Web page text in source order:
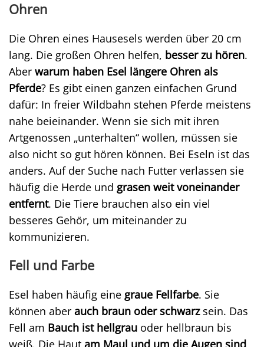
Ohren
Die Ohren eines Hausesels werden über 20 cm
lang. Die großen Ohren helfen, besser zu hören.
Aber warum haben Esel längere Ohren als
Pferde? Es gibt einen ganzen einfachen Grund
dafür: In freier Wildbahn stehen Pferde meistens
nahe beieinander. Wenn sie sich mit ihren
Artgenossen „unterhalten“ wollen, müssen sie
also nicht so gut hören können. Bei Eseln ist das
anders. Auf der Suche nach Futter verlassen sie
häufig die Herde und grasen weit voneinander
entfernt. Die Tiere brauchen also ein viel
besseres Gehör, um miteinander zu
kommunizieren.
Fell und Farbe
Esel haben häufig eine graue Fellfarbe. Sie
können aber auch braun oder schwarzsein. Das
Fell am Bauch ist hellgrau oder hellbraun bis
weiß. Die Haut am Maul und um die Augen sind